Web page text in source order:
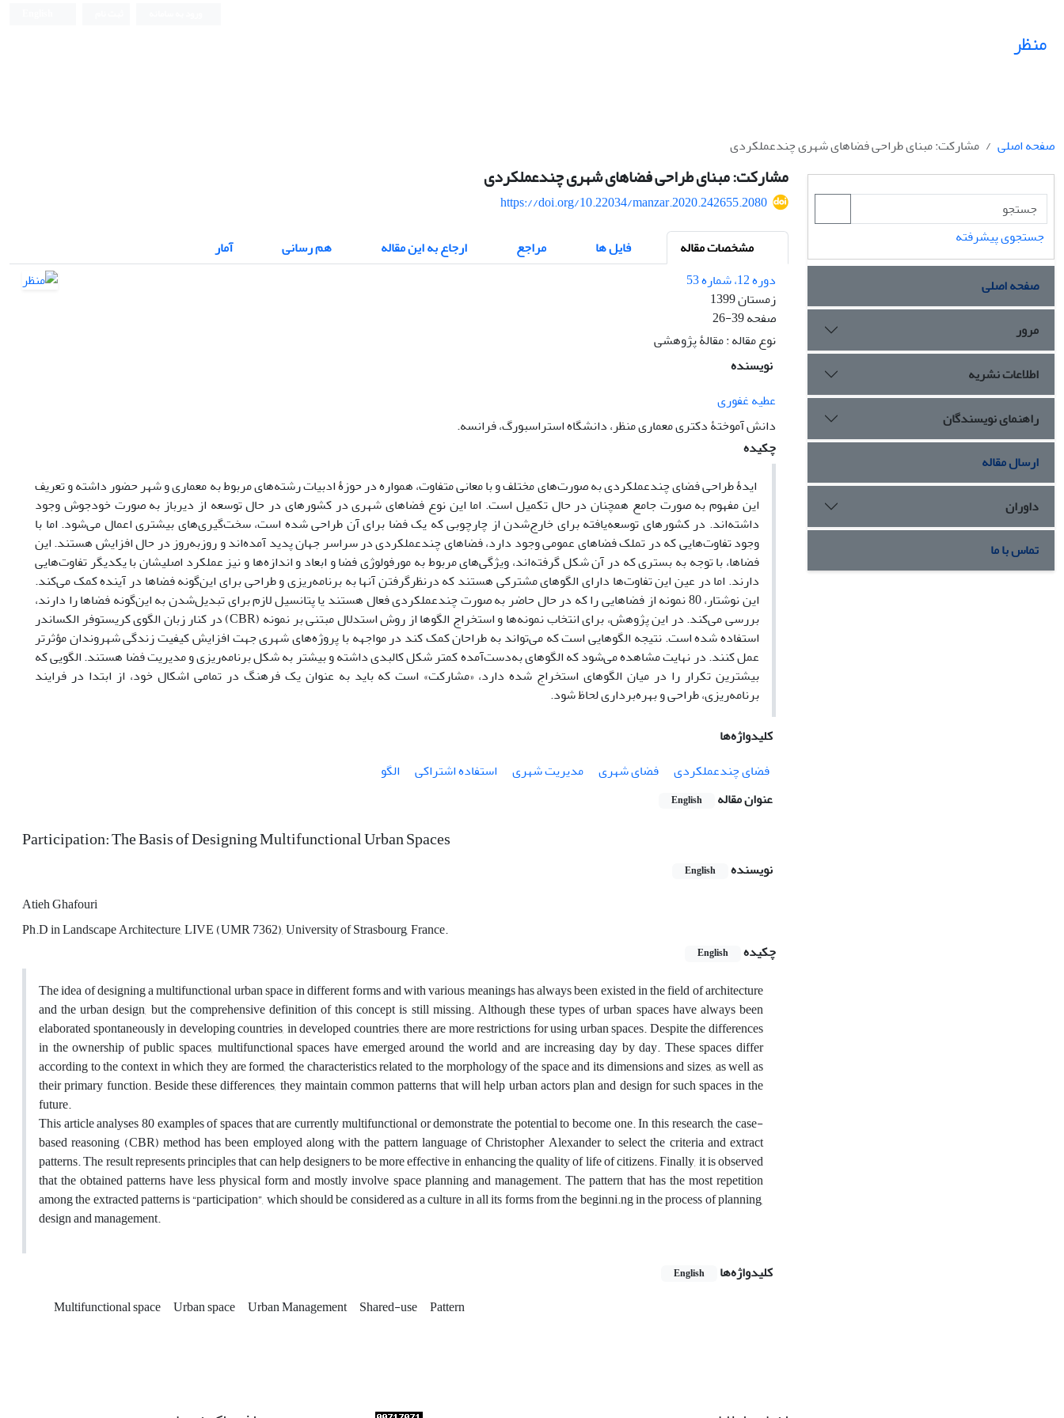
منظر
صفحه اصلی مشارکت: مبنای طراحی فضاهای شهری چندعملکردی
مشارکت: مبنای طراحی فضاهای شهری چندعملکردی
https://doi.org/10.22034/manzar.2020.242655.2080
مشخصات مقاله
فایل ها مراجع ارجاع به این مقاله هم رسانی
آمار
دوره 12، شماره 53
زمستان 1399
صفحه26-39
نوع مقاله : مقالۀ پژوهشی
نویسنده
عطیه غفوری
دانش آموختۀ دکتری معماری منظر، دانشگاه استراسبورگ، فرانسه.
چکیده
ایدۀ طراحی فضای چندعملکردی به صورت‌های مختلف و با معانی متفاوت، همواره در حوزۀ ادبیات رشته‌های مربوط به معماری و شهر حضور داشته و تعریف
این مفهوم به صورت جامع همچنان در حال تکمیل است. اما این نوع فضاهای شهری در کشورهای در حال توسعه از دیرباز به صورت خودجوش وجود
داشته‌اند. در کشورهای توسعه‌یافته برای خارج‌شدن از چارچوبی که یک فضا برای آن طراحی شده است، سخت‌گیری‌های بیشتری اعمال می‌شود. اما با
وجود تفاوت‌هایی که در تملک فضاهای عمومی وجود دارد، فضاهای چندعملکردی در سراسر جهان پدید آمده‌اند و روزبه‌روز در حال افزایش هستند. این
فضاها، با توجه به بستری که در آن شکل گرفته‌اند، ویژگی‌های مربوط به مورفولوژی فضا و ابعاد و اندازه‌ها و نیز عملکرد اصلیشان با یکدیگر تفاوت‌هایی
دارند. اما در عین این تفاوت‌ها دارای الگوهای مشترکی هستند که درنظرگرفتن آنها به برنامه‌ریزی و طراحی برای این‌گونه فضاها در آینده کمک می‌کند.
این نوشتار، 80 نمونه از فضاهایی را که در حال حاضر به صورت چندعملکردی فعال هستند یا پتانسیل لازم برای تبدیل‌شدن به این‌گونه فضاها را دارند،
بررسی می‌کند. در این پژوهش، برای انتخاب نمونه‌ها و استخراج الگوها از روش استدلال مبتنی بر نمونه (CBR) در کنار زبان الگوی کریستوفر الکساندر
استفاده شده است. نتیجه الگوهایی است که می‌تواند به طراحان کمک کند در مواجهه با پروژه‌های شهری جهت افزایش کیفیت زندگی شهروندان مؤثرتر
عمل کنند. در نهایت مشاهده می‌شود که الگوهای به‌دست‌آمده کمتر شکل کالبدی داشته و بیشتر به شکل برنامه‌ریزی و مدیریت فضا هستند. الگویی که
بیشترین تکرار را در میان الگوهای استخراج شده دارد، «مشارکت» است که باید به عنوان یک فرهنگ در تمامی اشکال خود، از ابتدا در فرایند
برنامه‌ریزی، طراحی و بهره‌برداری لحاظ شود.
کلیدواژه‌ها
فضای چندعملکردی
فضای شهری مدیریت شهری استفاده اشتراکی
الگو
عنوان مقاله
English
Participation: The Basis of Designing Multifunctional Urban Spaces
نویسنده English
Atieh Ghafouri
Ph.D in Landscape Architecture, LIVE (UMR 7362), University of Strasbourg, France.
چکیده
English
The idea of designing a multifunctional urban space in different forms and with various meanings has always been existed in the field of architecture
and the urban design, but the comprehensive definition of this concept is still missing. Although these types of urban spaces have always been
elaborated spontaneously in developing countries, in developed countries, there are more restrictions for using urban spaces. Despite the differences
in the ownership of public spaces, multifunctional spaces have emerged around the world and are increasing day by day. These spaces differ
according to the context in which they are formed, the characteristics related to the morphology of the space and its dimensions and sizes, as well as
their primary function. Beside these differences, they maintain common patterns that will help urban actors plan and design for such spaces in the
future.
This article analyses 80 examples of spaces that are currently multifunctional or demonstrate the potential to become one. In this research, the case-
based reasoning (CBR) method has been employed along with the pattern language of Christopher Alexander to select the criteria and extract
patterns. The result represents principles that can help designers to be more effective in enhancing the quality of life of citizens. Finally, it is observed
that the obtained patterns have less physical form and mostly involve space planning and management. The pattern that has the most repetition
among the extracted patterns is “participation”, which should be considered as a culture in all its forms from the beginni.ng in the process of planning,
design and management.
کلیدواژه‌ها English
Multifunctional space Urban space Urban Management Shared-use Pattern
جستجوی پیشرفته
صفحه اصلی
مرور
اطلاعات نشریه
راهنمای نویسندگان
ارسال مقاله
داوران
تماس با ما